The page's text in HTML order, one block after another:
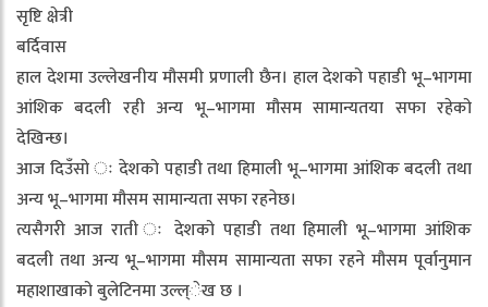
सृष्टि क्षेत्री
बर्दिवास
हाल देशमा उल्लेखनीय मौसमी प्रणाली छैन। हाल देशको पहाडी भू–भागमा
आंशिक बदली रही अन्य भू–भागमा मौसम सामान्यतया सफा रहेको
देखिन्छ।
आज दिउँसो ः देशको पहाडी तथा हिमाली भू–भागमा आंशिक बदली तथा
अन्य भू–भागमा मौसम सामान्यता सफा रहनेछ।
त्यसैगरी आज राती ः देशको पहाडी तथा हिमाली भू–भागमा आंशिक
बदली तथा अन्य भू–भागमा मौसम सामान्यता सफा रहने मौसम पूर्वानुमान
महाशाखाको बुलेटिनमा उल्ल्ेख छ ।